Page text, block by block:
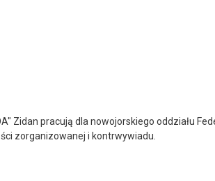
Zidan pracują dla nowojorskiego oddziału
zorganizowanej i kontrwywiadu.